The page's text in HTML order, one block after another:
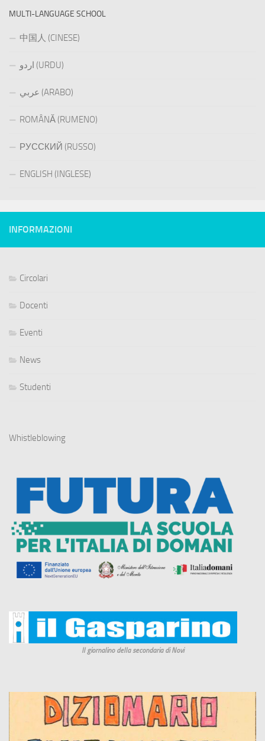
MULTI-LANGUAGE SCHOOL
中国人 (CINESE)
اردو (URDU)
عربي (ARABO)
ROMÂNĂ (RUMENO)
РУССКИЙ (RUSSO)
ENGLISH (INGLESE)
INFORMAZIONI
Circolari
Docenti
Eventi
News
Studenti
Whistleblowing
Il giornalino della secondaria di Novi